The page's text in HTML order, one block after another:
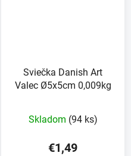
Sviečka Danish Art
Valec Ø5x5cm 0,009kg
Skladom (94 ks)
€1,49